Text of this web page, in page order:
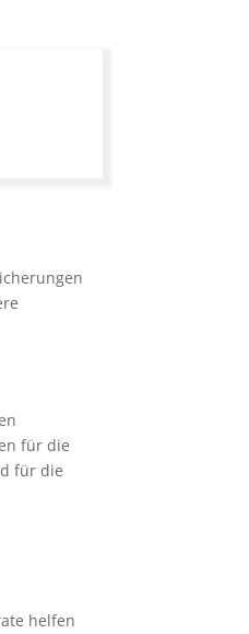
für die
für die
helfen